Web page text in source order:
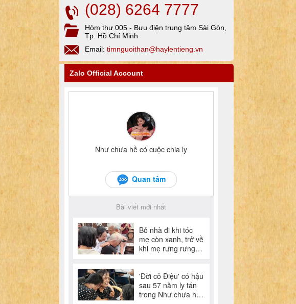
(028) 6264 7777
Hòm thư 005 - Bưu điện trung tâm Sài Gòn,
Tp. Hồ Chí Minh
Email: timnguoithan@haylentieng.vn
Zalo Official Account